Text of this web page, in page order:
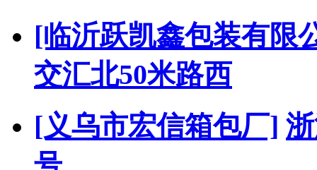
[临沂跃凯鑫包装有限
交汇北50米路西
[义乌市宏信箱包厂]